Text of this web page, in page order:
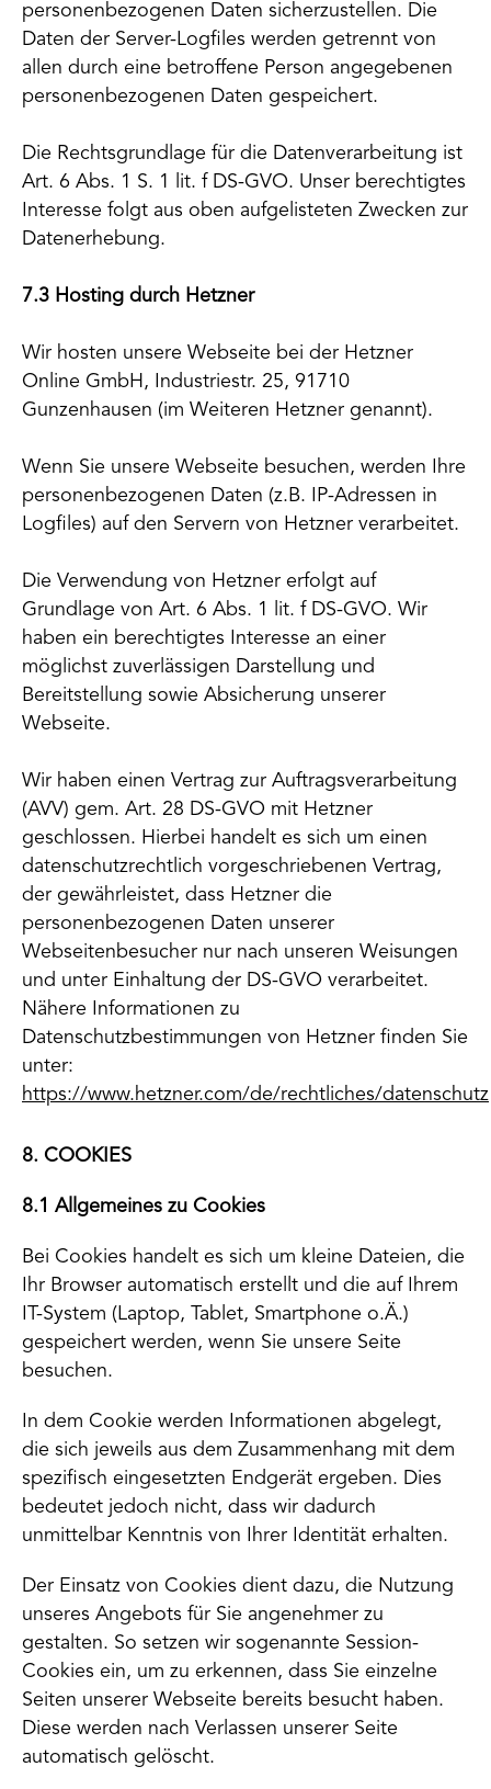
personenbezogenen Daten sicherzustellen. Die
Daten der Server-Logfiles werden getrennt von
allen durch eine betroffene Person angegebenen
personenbezogenen Daten gespeichert.
Die Rechtsgrundlage für die Datenverarbeitung ist
Art. 6 Abs. 1 S. 1 lit. f DS-GVO. Unser berechtigtes
Interesse folgt aus oben aufgelisteten Zwecken zur
Datenerhebung.
7.3 Hosting durch Hetzner
Wir hosten unsere Webseite bei der Hetzner
Online GmbH, Industriestr. 25, 91710
Gunzenhausen (im Weiteren Hetzner genannt).
Wenn Sie unsere Webseite besuchen, werden Ihre
personenbezogenen Daten (z.B. IP-Adressen in
Logfiles) auf den Servern von Hetzner verarbeitet.
Die Verwendung von Hetzner erfolgt auf
Grundlage von Art. 6 Abs. 1 lit. f DS-GVO. Wir
haben ein berechtigtes Interesse an einer
möglichst zuverlässigen Darstellung und
Bereitstellung sowie Absicherung unserer
Webseite.
Wir haben einen Vertrag zur Auftragsverarbeitung
(AVV) gem. Art. 28 DS-GVO mit Hetzner
geschlossen. Hierbei handelt es sich um einen
datenschutzrechtlich vorgeschriebenen Vertrag,
der gewährleistet, dass Hetzner die
personenbezogenen Daten unserer
Webseitenbesucher nur nach unseren Weisungen
und unter Einhaltung der DS-GVO verarbeitet.
Nähere Informationen zu
Datenschutzbestimmungen von Hetzner finden Sie
unter:
https://www.hetzner.com/de/rechtliches/datenschutz
8. COOKIES
8.1 Allgemeines zu Cookies
Bei Cookies handelt es sich um kleine Dateien, die
Ihr Browser automatisch erstellt und die auf Ihrem
IT-System (Laptop, Tablet, Smartphone o.Ä.)
gespeichert werden, wenn Sie unsere Seite
besuchen.
In dem Cookie werden Informationen abgelegt,
die sich jeweils aus dem Zusammenhang mit dem
spezifisch eingesetzten Endgerät ergeben. Dies
bedeutet jedoch nicht, dass wir dadurch
unmittelbar Kenntnis von Ihrer Identität erhalten.
Der Einsatz von Cookies dient dazu, die Nutzung
unseres Angebots für Sie angenehmer zu
gestalten. So setzen wir sogenannte Session-
Cookies ein, um zu erkennen, dass Sie einzelne
Seiten unserer Webseite bereits besucht haben.
Diese werden nach Verlassen unserer Seite
automatisch gelöscht.